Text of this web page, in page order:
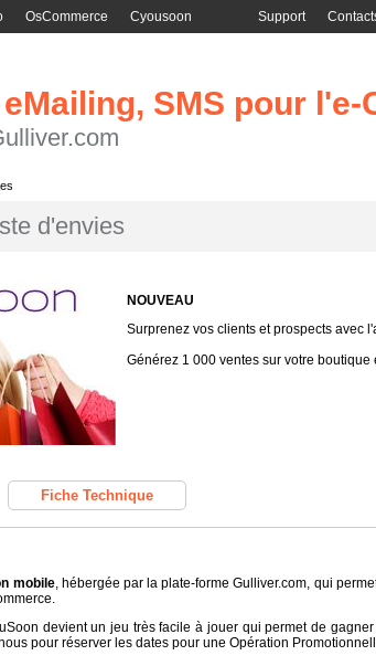
OsCommerce Cyousoon Support
SMS pour l'e-
d'envies
NOUVEAU
Surprenez vos clients et prospects avec
Générez 1 000 ventes sur votre boutique
Fiche Technique
mobile, hébergée par la plate-forme Gulliver.com, qui
devient un jeu très facile à jouer qui permet de
pour réserver les dates pour une Opération